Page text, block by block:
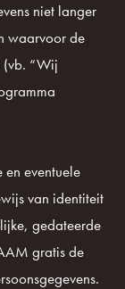
niet langer
waarvoor de
(vb. “Wij
eventuele
van identiteit
gedateerde
gratis de